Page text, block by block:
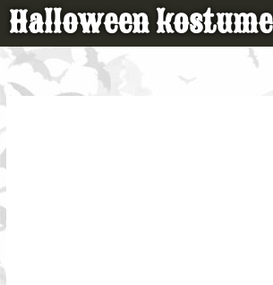
Gå
indholdet
Halloween kostume